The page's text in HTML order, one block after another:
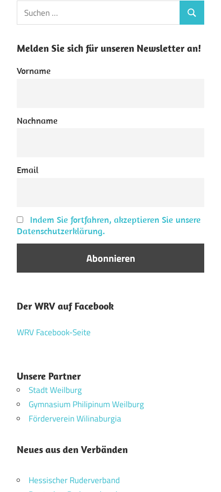
Suchen
nach:
Suchen
Melden Sie sich für unseren Newsletter an!
Vorname
Nachname
Email
Indem Sie fortfahren, akzeptieren Sie unsere
Datenschutzerklärung.
Der WRV auf Facebook
WRV Facebook-Seite
Unsere Partner
Stadt Weilburg
Gymnasium Philipinum Weilburg
Förderverein Wilinaburgia
Neues aus den Verbänden
Hessischer Ruderverband